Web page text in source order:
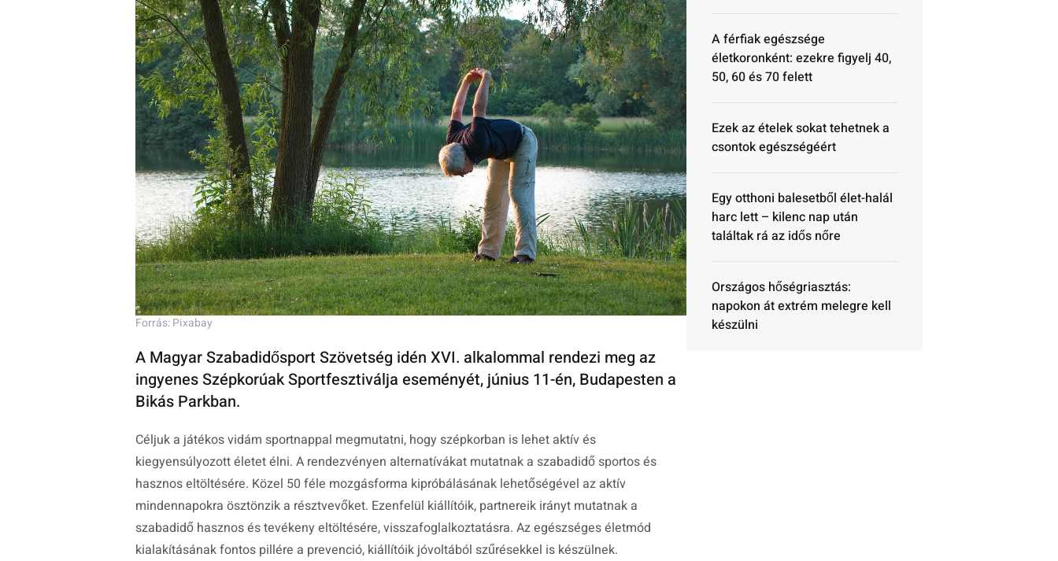
Forrás: Pixabay
A Magyar Szabadidősport Szövetség idén XVI. alkalommal rendezi meg az
ingyenes Szépkorúak Sportfesztiválja eseményét, június 11-én, Budapesten a
Bikás Parkban.
Céljuk a játékos vidám sportnappal megmutatni, hogy szépkorban is lehet aktív és
kiegyensúlyozott életet élni. A rendezvényen alternatívákat mutatnak a szabadidő sportos és
hasznos eltöltésére. Közel 50 féle mozgásforma kipróbálásának lehetőségével az aktív
mindennapokra ösztönzik a résztvevőket. Ezenfelül kiállítóik, partnereik irányt mutatnak a
szabadidő hasznos és tevékeny eltöltésére, visszafoglalkoztatásra. Az egészséges életmód
kialakításának fontos pillére a prevenció, kiállítóik jóvoltából szűrésekkel is készülnek.
A férfiak egészsége
életkoronként: ezekre figyelj 40,
50, 60 és 70 felett
Ezek az ételek sokat tehetnek a
csontok egészségéért
Egy otthoni balesetből élet-halál
harc lett – kilenc nap után
találtak rá az idős nőre
Országos hőségriasztás:
napokon át extrém melegre kell
készülni